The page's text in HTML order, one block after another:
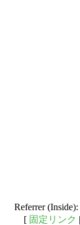
Referrer (Inside):
[ 固定リンク |